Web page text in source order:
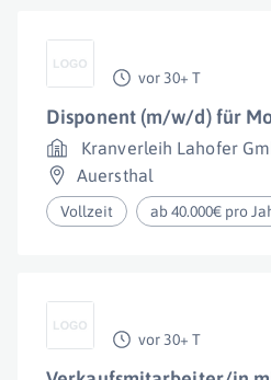
vor 30+ T
Disponent (m/w/d) für
Kranverleih Lahofer
Auersthal
Vollzeit ab 40.000€ pro
vor 30+ T